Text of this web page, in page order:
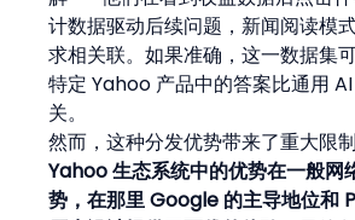
计数据驱动后续问题，新闻阅读模
求相关联。如果准确，这一数据集
特定 Yahoo 产品中的答案比通用
关。
然而，这种分发优势带来了重大限
Yahoo 生态系统中的优势在一般网
势，在那里 Google 的主导地位和